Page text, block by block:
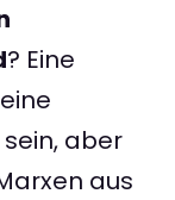
? Eine
aber
aus